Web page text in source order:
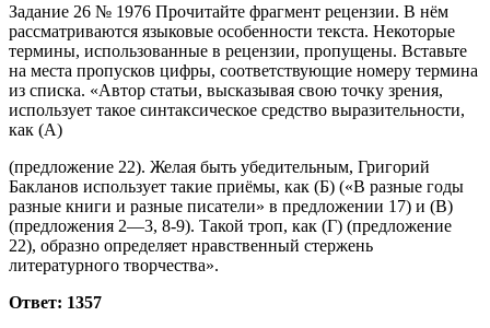
Задание 26 № 1976 Прочитайте фрагмент рецензии. В нём
рассматриваются языковые особенности текста. Некоторые
термины, использованные в рецензии, пропущены. Вставьте
на места пропусков цифры, соответствующие номеру термина
из списка. «Автор статьи, высказывая свою точку зрения,
использует такое синтаксическое средство выразительности,
как (А)
(предложение 22). Желая быть убедительным, Григорий
Бакланов использует такие приёмы, как (Б) («В разные годы
разные книги и разные писатели» в предложении 17) и (В)
(предложения 2—3, 8-9). Такой троп, как (Г) (предложение
22), образно определяет нравственный стержень
литературного творчества».
Ответ: 1357